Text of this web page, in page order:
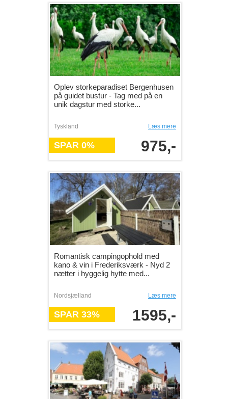
Oplev storkeparadiset Bergenhusen
på guidet bustur - Tag med på en
unik dagstur med storke...
Tyskland Læs mere
SPAR 0% 975,-
Romantisk campingophold med
kano & vin i Frederiksværk - Nyd 2
nætter i hyggelig hytte med...
Nordsjælland Læs mere
SPAR 33% 1595,-